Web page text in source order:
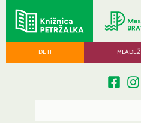
DETI MLÁDEŽ